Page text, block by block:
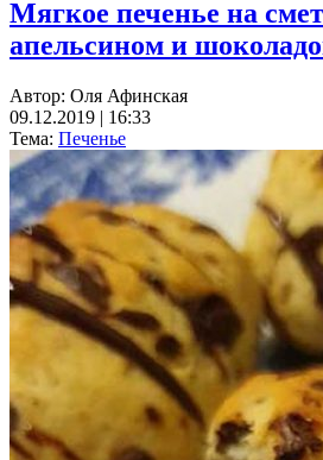
Мягкое печенье на
апельсином и
Автор: Оля Афинская
09.12.2019 | 16:33
Тема: Печенье